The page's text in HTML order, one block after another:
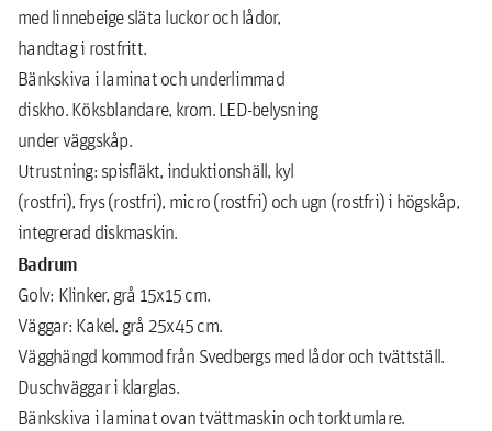
med linnebeige släta luckor och lådor,
handtag i rostfritt.
Bänkskiva i laminat och underlimmad
diskho. Köksblandare, krom. LED-belysning
under väggskåp.
Utrustning: spisfläkt, induktionshäll, kyl
(rostfri), frys (rostfri), micro (rostfri) och ugn (rostfri) i högskåp,
integrerad diskmaskin.
Badrum
Golv: Klinker, grå 15x15 cm.
Väggar: Kakel, grå 25x45 cm.
Vägghängd kommod från Svedbergs med lådor och tvättställ.
Duschväggar i klarglas.
Bänkskiva i laminat ovan tvättmaskin och torktumlare.